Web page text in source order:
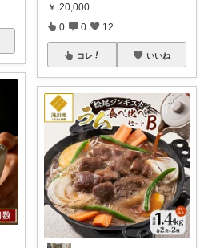
￥ 20,000
0 0 12
コレ いいね